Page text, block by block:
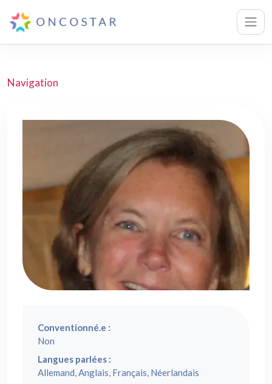
Navigation
Conventionné.e :
Non
Langues parlées :
Allemand, Anglais, Français, Néerlandais